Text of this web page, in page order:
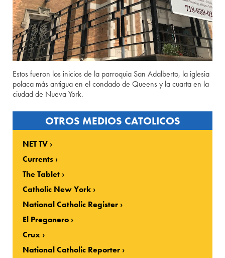
Estos fueron los inicios de la parroquia San Adalberto, la iglesia
polaca más antigua en el condado de Queens y la cuarta en la
ciudad de Nueva York.
OTROS MEDIOS CATOLICOS
NET TV
Currents
The Tablet
Catholic New York
National Catholic Register
El Pregonero
Crux
National Catholic Reporter